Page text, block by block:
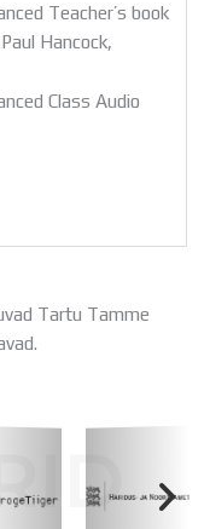
Teacher’s book
Hancock,
Class Audio
Tartu Tamme